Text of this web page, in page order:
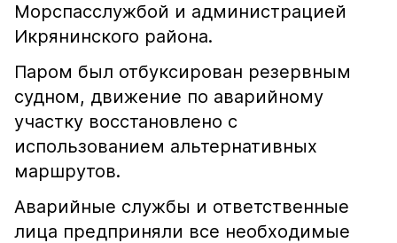
Морспасслужбой и администрацией
Икрянинского района.
Паром был отбуксирован резервным
судном, движение по аварийному
участку восстановлено с
использованием альтернативных
маршрутов.
Аварийные службы и ответственные
лица предприняли все необходимые